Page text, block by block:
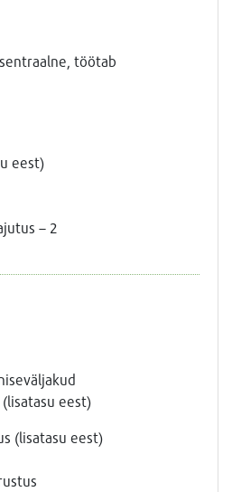
töötab
eest)
– 2
eest)
(lisatasu eest)